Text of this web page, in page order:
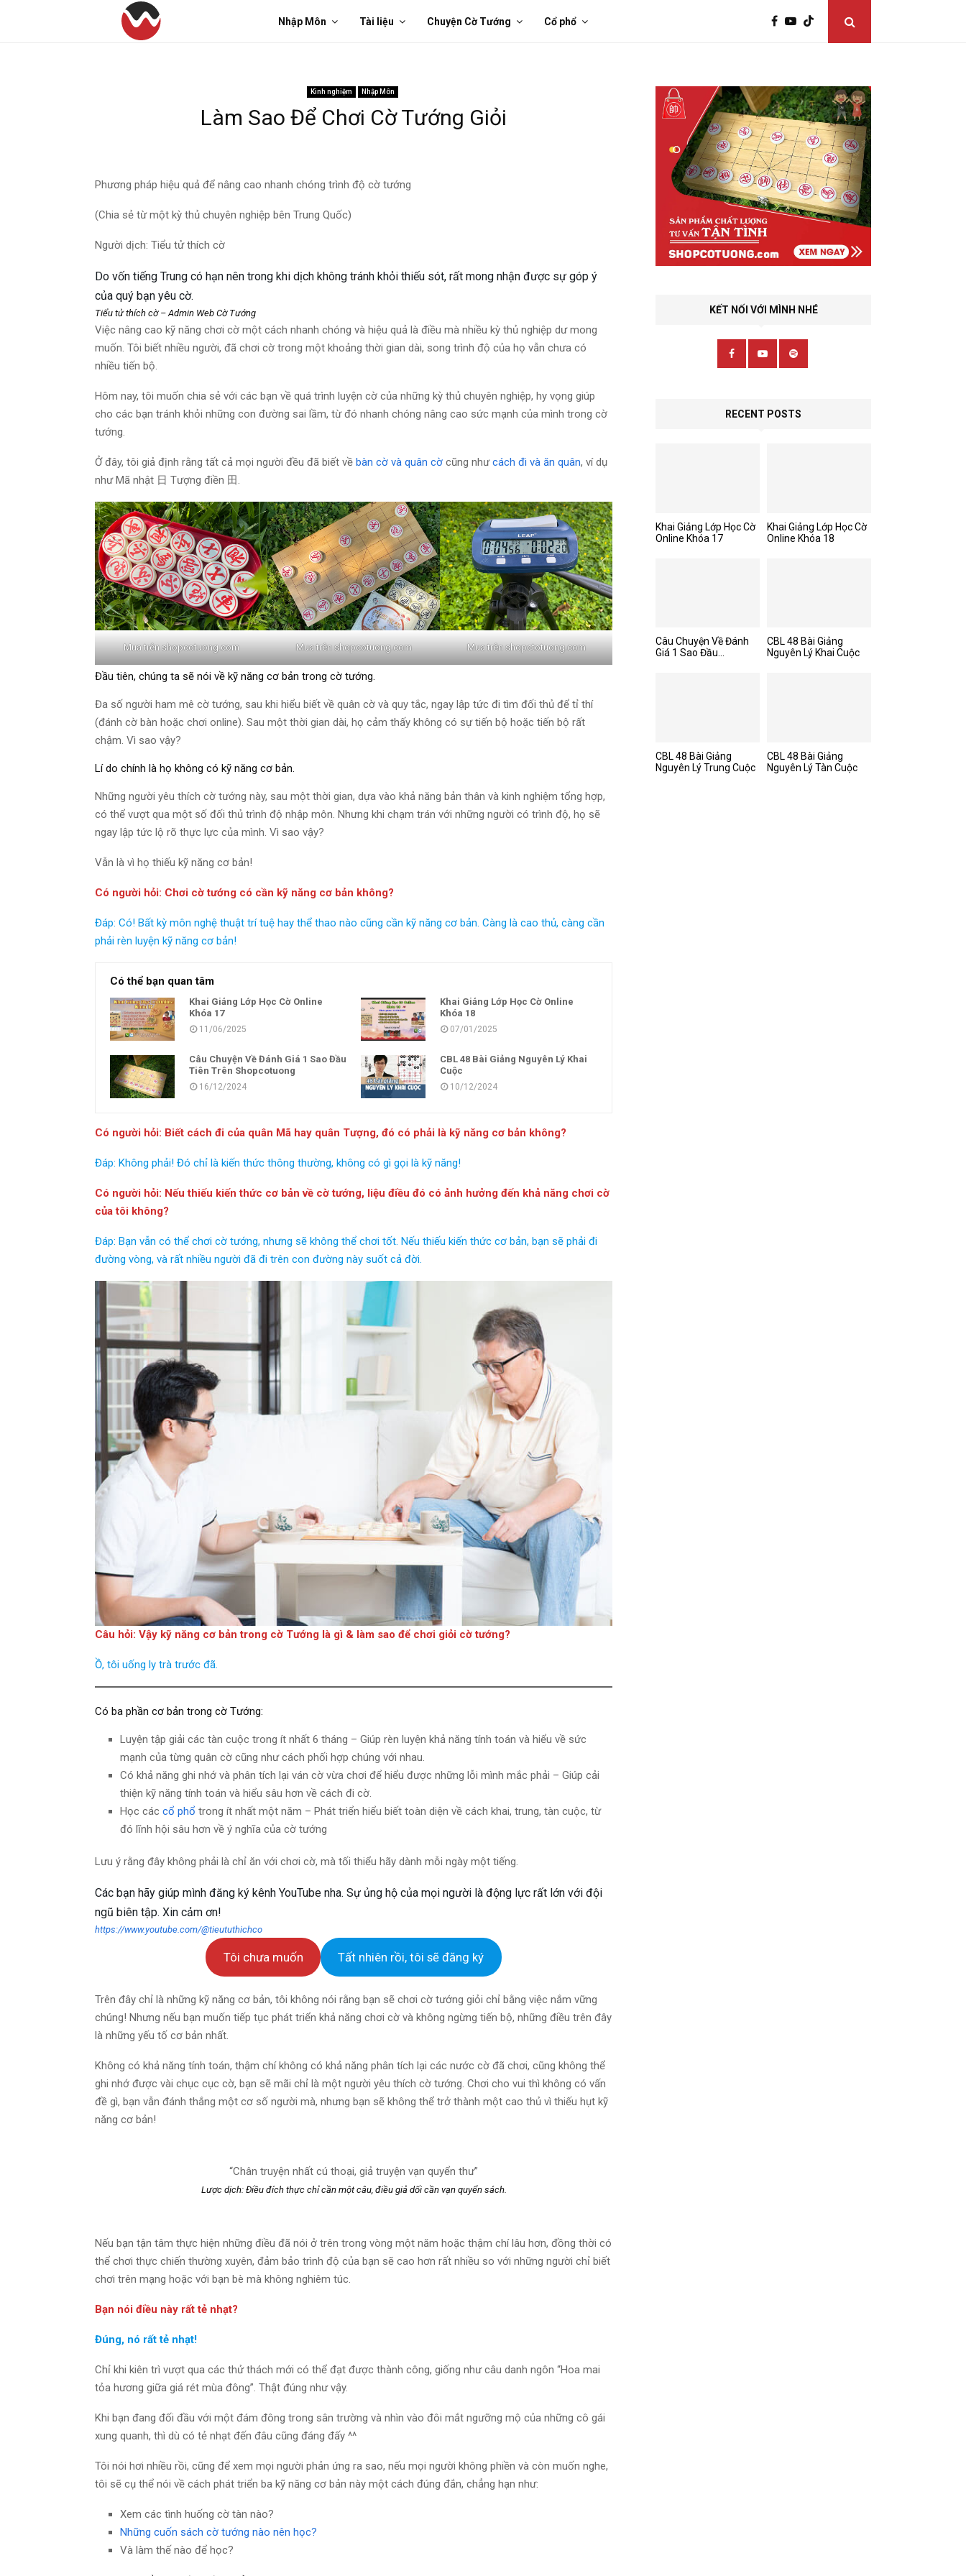
Nhập Môn Tài liệu Chuyện Cờ Tướng Cổ phổ
Kinh nghiệm Nhập Môn
Làm Sao Để Chơi Cờ Tướng Giỏi
Phương pháp hiệu quả để nâng cao nhanh chóng trình độ cờ tướng
(Chia sẻ từ một kỳ thủ chuyên nghiệp bên Trung Quốc)
Người dịch: Tiểu tử thích cờ
Do vốn tiếng Trung có hạn nên trong khi dịch không tránh khỏi thiếu sót, rất mong nhận được sự góp ý
của quý bạn yêu cờ.
Tiểu tử thích cờ – Admin Web Cờ Tướng
Việc nâng cao kỹ năng chơi cờ một cách nhanh chóng và hiệu quả là điều mà nhiều kỳ thủ nghiệp dư mong
muốn. Tôi biết nhiều người, đã chơi cờ trong một khoảng thời gian dài, song trình độ của họ vẫn chưa có
nhiều tiến bộ.
Hôm nay, tôi muốn chia sẻ với các bạn về quá trình luyện cờ của những kỳ thủ chuyên nghiệp, hy vọng giúp
cho các bạn tránh khỏi những con đường sai lầm, từ đó nhanh chóng nâng cao sức mạnh của mình trong cờ
tướng.
Ở đây, tôi giả định rằng tất cả mọi người đều đã biết về bàn cờ và quân cờ cũng nhưcách đi và ăn quân, ví dụ
như Mã nhật 日 Tượng điền 田.
Mua trên shopcotuong.com Mua trên shopcotuong.com Mua trên shopctotuong.com
Đầu tiên, chúng ta sẽ nói về kỹ năng cơ bản trong cờ tướng.
Đa số người ham mê cờ tướng, sau khi hiểu biết về quân cờ và quy tắc, ngay lập tức đi tìm đối thủ để tỉ thí
(đánh cờ bàn hoặc chơi online). Sau một thời gian dài, họ cảm thấy không có sự tiến bộ hoặc tiến bộ rất
chậm. Vì sao vậy?
Lí do chính là họ không có kỹ năng cơ bản.
Những người yêu thích cờ tướng này, sau một thời gian, dựa vào khả năng bản thân và kinh nghiệm tổng hợp,
có thể vượt qua một số đối thủ trình độ nhập môn. Nhưng khi chạm trán với những người có trình độ, họ sẽ
ngay lập tức lộ rõ thực lực của mình. Vì sao vậy?
Vẫn là vì họ thiếu kỹ năng cơ bản!
Có người hỏi: Chơi cờ tướng có cần kỹ năng cơ bản không?
Đáp: Có! Bất kỳ môn nghệ thuật trí tuệ hay thể thao nào cũng cần kỹ năng cơ bản. Càng là cao thủ, càng cần
phải rèn luyện kỹ năng cơ bản!
Có thể bạn quan tâm
Khai Giảng Lớp Học Cờ Online
Khóa 17
11/06/2025
Khai Giảng Lớp Học Cờ Online
Khóa 18
07/01/2025
Câu Chuyện Về Đánh Giá 1 Sao Đầu
Tiên Trên Shopcotuong
16/12/2024
CBL 48 Bài Giảng Nguyên Lý Khai
Cuộc
10/12/2024
Có người hỏi: Biết cách đi của quân Mã hay quân Tượng, đó có phải là kỹ năng cơ bản không?
Đáp: Không phải! Đó chỉ là kiến thức thông thường, không có gì gọi là kỹ năng!
Có người hỏi: Nếu thiếu kiến thức cơ bản về cờ tướng, liệu điều đó có ảnh hưởng đến khả năng chơi cờ
của tôi không?
Đáp: Bạn vẫn có thể chơi cờ tướng, nhưng sẽ không thể chơi tốt. Nếu thiếu kiến thức cơ bản, bạn sẽ phải đi
đường vòng, và rất nhiều người đã đi trên con đường này suốt cả đời.
Câu hỏi: Vậy kỹ năng cơ bản trong cờ Tướng là gì & làm sao để chơi giỏi cờ tướng?
Ồ, tôi uống ly trà trước đã.
Có ba phần cơ bản trong cờ Tướng:
Luyện tập giải các tàn cuộc trong ít nhất 6 tháng – Giúp rèn luyện khả năng tính toán và hiểu về sức
mạnh của từng quân cờ cũng như cách phối hợp chúng với nhau.
Có khả năng ghi nhớ và phân tích lại ván cờ vừa chơi để hiểu được những lỗi mình mắc phải – Giúp cải
thiện kỹ năng tính toán và hiểu sâu hơn về cách đi cờ.
Học các cổ phổ trong ít nhất một năm – Phát triển hiểu biết toàn diện về cách khai, trung, tàn cuộc, từ
đó lĩnh hội sâu hơn về ý nghĩa của cờ tướng
Lưu ý rằng đây không phải là chỉ ăn với chơi cờ, mà tối thiểu hãy dành mỗi ngày một tiếng.
Các bạn hãy giúp mình đăng ký kênh YouTube nha. Sự ủng hộ của mọi người là động lực rất lớn với đội
ngũ biên tập. Xin cảm ơn!
https://www.youtube.com/@tieututhichco
Tôi chưa muốn Tất nhiên rồi, tôi sẽ đăng ký
Trên đây chỉ là những kỹ năng cơ bản, tôi không nói rằng bạn sẽ chơi cờ tướng giỏi chỉ bằng việc nắm vững
chúng! Nhưng nếu bạn muốn tiếp tục phát triển khả năng chơi cờ và không ngừng tiến bộ, những điều trên đây
là những yếu tố cơ bản nhất.
Không có khả năng tính toán, thậm chí không có khả năng phân tích lại các nước cờ đã chơi, cũng không thể
ghi nhớ được vài chục cục cờ, bạn sẽ mãi chỉ là một người yêu thích cờ tướng. Chơi cho vui thì không có vấn
đề gì, bạn vẫn đánh thắng một cơ số người mà, nhưng bạn sẽ không thể trở thành một cao thủ vì thiếu hụt kỹ
năng cơ bản!
“Chân truyện nhất cú thoại, giả truyện vạn quyển thư”
Lược dịch: Điều đích thực chỉ cần một câu, điều giả dối cần vạn quyển sách.
Nếu bạn tận tâm thực hiện những điều đã nói ở trên trong vòng một năm hoặc thậm chí lâu hơn, đồng thời có
thể chơi thực chiến thường xuyên, đảm bảo trình độ của bạn sẽ cao hơn rất nhiều so với những người chỉ biết
chơi trên mạng hoặc với bạn bè mà không nghiêm túc.
Bạn nói điều này rất tẻ nhạt?
Đúng, nó rất tẻ nhạt!
Chỉ khi kiên trì vượt qua các thử thách mới có thể đạt được thành công, giống như câu danh ngôn “Hoa mai
tỏa hương giữa giá rét mùa đông”. Thật đúng như vậy.
Khi bạn đang đối đầu với một đám đông trong sân trường và nhìn vào đôi mắt ngưỡng mộ của những cô gái
xung quanh, thì dù có tẻ nhạt đến đâu cũng đáng đấy ^^
Tôi nói hơi nhiều rồi, cũng để xem mọi người phản ứng ra sao, nếu mọi người không phiền và còn muốn nghe,
tôi sẽ cụ thể nói về cách phát triển ba kỹ năng cơ bản này một cách đúng đắn, chẳng hạn như:
Xem các tình huống cờ tàn nào?
Những cuốn sách cờ tướng nào nên học?
Và làm thế nào để học?
KẾT NỐI VỚI MÌNH NHÉ
RECENT POSTS
Khai Giảng Lớp Học Cờ
Online Khóa 17
Khai Giảng Lớp Học Cờ
Online Khóa 18
Câu Chuyện Về Đánh
Giá 1 Sao Đầu...
CBL 48 Bài Giảng
Nguyên Lý Khai Cuộc
CBL 48 Bài Giảng
Nguyên Lý Trung Cuộc
CBL 48 Bài Giảng
Nguyên Lý Tàn Cuộc